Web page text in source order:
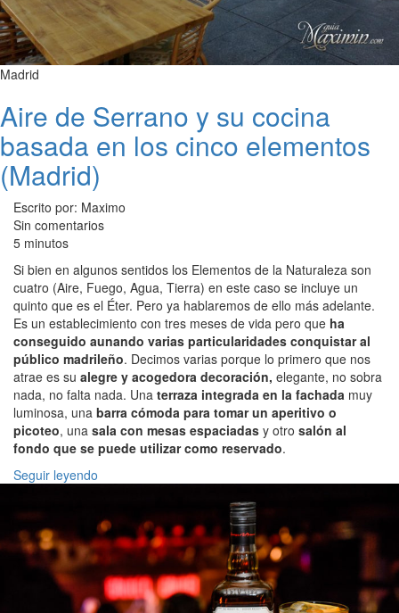
Madrid
Aire de Serrano y su cocina
basada en los cinco elementos
(Madrid)
Escrito por: Maximo
Sin comentarios
5 minutos
Si bien en algunos sentidos los Elementos de la Naturaleza son
cuatro (Aire, Fuego, Agua, Tierra) en este caso se incluye un
quinto que es el Éter. Pero ya hablaremos de ello más adelante.
Es un establecimiento con tres meses de vida pero que ha
conseguido aunando varias particularidades conquistar al
público madrileño. Decimos varias porque lo primero que nos
atrae es su alegre y acogedora decoración, elegante, no sobra
nada, no falta nada. Una terraza integrada en la fachada muy
luminosa, una barra cómoda para tomar un aperitivo o
picoteo, una sala con mesas espaciadas y otro salón al
fondo que se puede utilizar como reservado.
Seguir leyendo